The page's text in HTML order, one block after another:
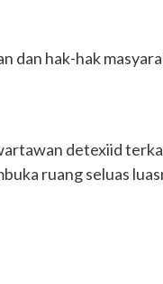
dan hak-hak
detexiid
ruang seluas